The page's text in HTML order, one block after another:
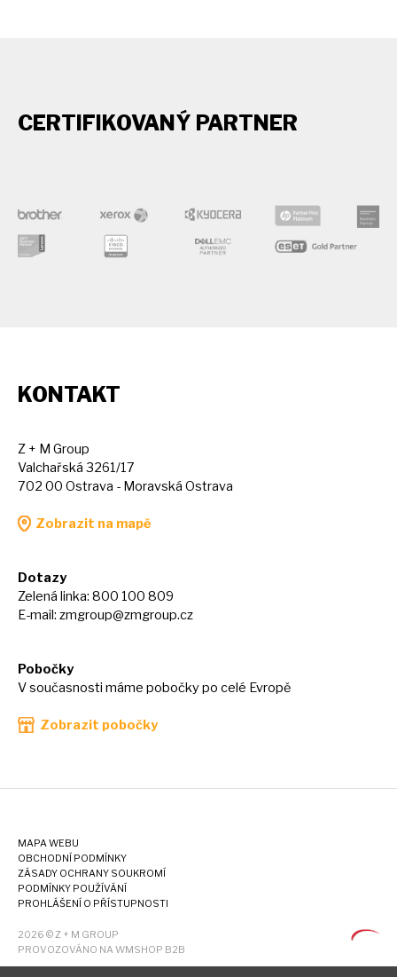
CERTIFIKOVANÝ PARTNER
KONTAKT
Z + M Group
Valchařská 3261/17
702 00 Ostrava - Moravská Ostrava
Zobrazit na mapě
Dotazy
Zelená linka: 800 100 809
E-mail: zmgroup@zmgroup.cz
Pobočky
V současnosti máme pobočky po celé Evropě
Zobrazit pobočky
MAPA WEBU
OBCHODNÍ PODMÍNKY
ZÁSADY OCHRANY SOUKROMÍ
PODMÍNKY POUŽÍVÁNÍ
PROHLÁŠENÍ O PŘÍSTUPNOSTI
2026 © Z + M GROUP
PROVOZOVÁNO NA WMSHOP B2B